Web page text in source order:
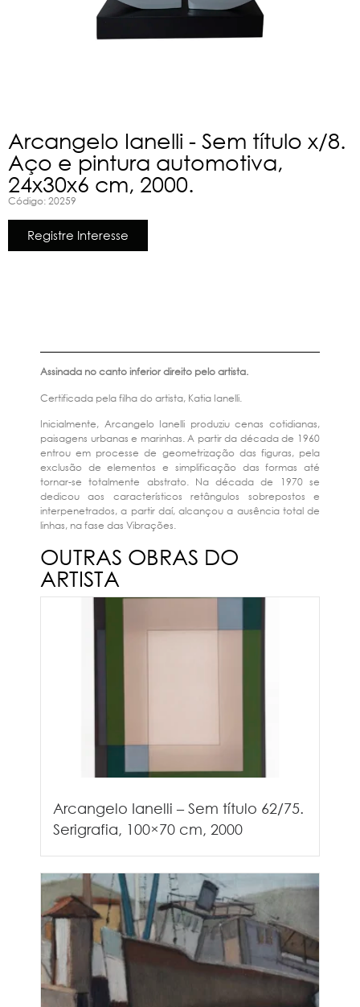
Arcangelo Ianelli - Sem título x/8.
Aço e pintura automotiva,
24x30x6 cm, 2000.
Código: 20259
Registre Interesse
Assinada no canto inferior direito pelo artista.
Certificada pela filha do artista, Katia Ianelli.
Inicialmente, Arcangelo Ianelli produziu cenas cotidianas,
paisagens urbanas e marinhas. A partir da década de 1960
entrou em processe de geometrização das figuras, pela
exclusão de elementos e simplificação das formas até
tornar-se totalmente abstrato. Na década de 1970 se
dedicou aos característicos retângulos sobrepostos e
interpenetrados, a partir daí, alcançou a ausência total de
linhas, na fase das Vibrações.
OUTRAS OBRAS DO
ARTISTA
Arcangelo Ianelli – Sem título 62/75.
Serigrafia, 100×70 cm, 2000